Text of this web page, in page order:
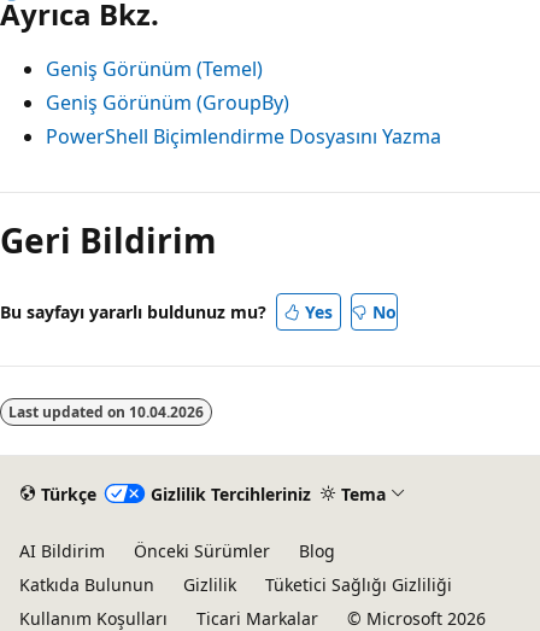
Ayrıca Bkz.
Geniş Görünüm (Temel)
Geniş Görünüm (GroupBy)
PowerShell Biçimlendirme Dosyasını Yazma
Geri Bildirim
Bu sayfayı yararlı buldunuz mu? Yes No
Last updated on 10.04.2026
Türkçe Gizlilik Tercihleriniz Tema
AI Bildirim Önceki Sürümler
Blog
Katkıda Bulunun
Gizlilik
Tüketici Sağlığı Gizliliği
Kullanım Koşulları
Ticari Markalar © Microsoft 2026